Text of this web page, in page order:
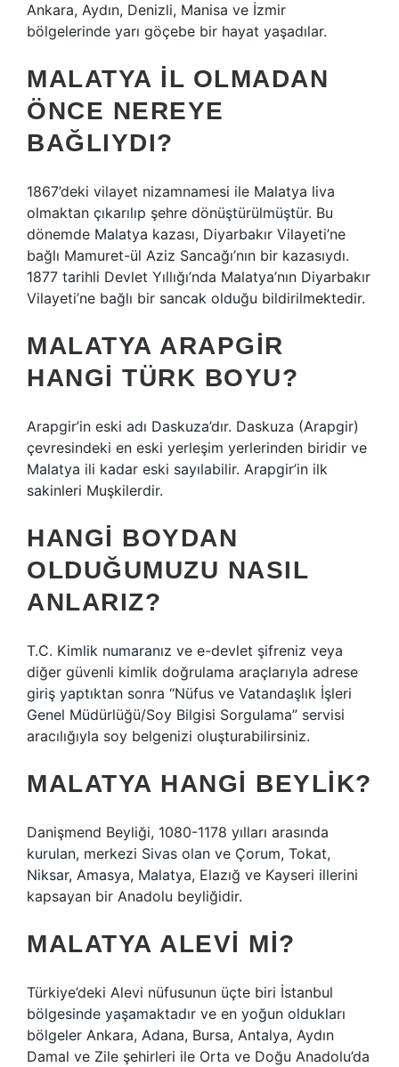
Ankara, Aydın, Denizli, Manisa ve İzmir
bölgelerinde yarı göçebe bir hayat yaşadılar.
MALATYA IL OLMADAN
ÖNCE NEREYE
BAĞLIYDI?
1867’deki vilayet nizamnamesi ile Malatya liva
olmaktan çıkarılıp şehre dönüştürülmüştür. Bu
dönemde Malatya kazası, Diyarbakır Vilayeti’ne
bağlı Mamuret-ül Aziz Sancağı’nın bir kazasıydı.
1877 tarihli Devlet Yıllığı’nda Malatya’nın Diyarbakır
Vilayeti’ne bağlı bir sancak olduğu bildirilmektedir.
MALATYA ARAPGIR
HANGI TÜRK BOYU?
Arapgir’in eski adı Daskuza’dır. Daskuza (Arapgir)
çevresindeki en eski yerleşim yerlerinden biridir ve
Malatya ili kadar eski sayılabilir. Arapgir’in ilk
sakinleri Muşkilerdir.
HANGI BOYDAN
OLDUĞUMUZU NASIL
ANLARIZ?
T.C. Kimlik numaranız ve e-devlet şifreniz veya
diğer güvenli kimlik doğrulama araçlarıyla adrese
giriş yaptıktan sonra “Nüfus ve Vatandaşlık İşleri
Genel Müdürlüğü/Soy Bilgisi Sorgulama” servisi
aracılığıyla soy belgenizi oluşturabilirsiniz.
MALATYA HANGI BEYLIK?
Danişmend Beyliği, 1080-1178 yılları arasında
kurulan, merkezi Sivas olan ve Çorum, Tokat,
Niksar, Amasya, Malatya, Elazığ ve Kayseri illerini
kapsayan bir Anadolu beyliğidir.
MALATYA ALEVI MI?
Türkiye’deki Alevi nüfusunun üçte biri İstanbul
bölgesinde yaşamaktadır ve en yoğun oldukları
bölgeler Ankara, Adana, Bursa, Antalya, Aydın
Damal ve Zile şehirleri ile Orta ve Doğu Anadolu’da